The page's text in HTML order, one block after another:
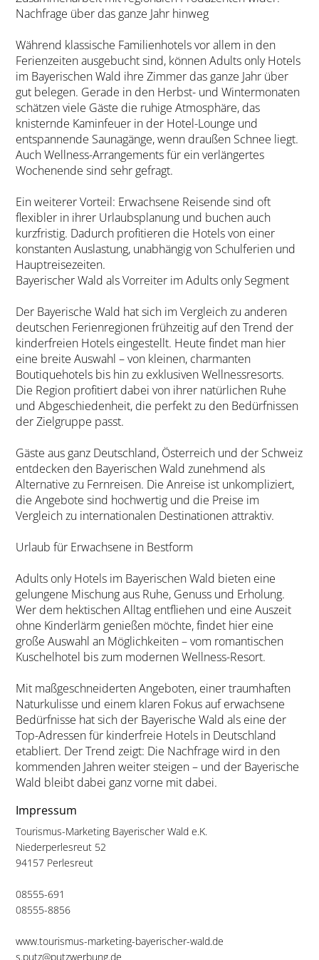
Nachfrage über das ganze Jahr hinweg
Während klassische Familienhotels vor allem in den
Ferienzeiten ausgebucht sind, können Adults only Hotels
im Bayerischen Wald ihre Zimmer das ganze Jahr über
gut belegen. Gerade in den Herbst- und Wintermonaten
schätzen viele Gäste die ruhige Atmosphäre, das
knisternde Kaminfeuer in der Hotel-Lounge und
entspannende Saunagänge, wenn draußen Schnee liegt.
Auch Wellness-Arrangements für ein verlängertes
Wochenende sind sehr gefragt.
Ein weiterer Vorteil: Erwachsene Reisende sind oft
flexibler in ihrer Urlaubsplanung und buchen auch
kurzfristig. Dadurch profitieren die Hotels von einer
konstanten Auslastung, unabhängig von Schulferien und
Hauptreisezeiten.
Bayerischer Wald als Vorreiter im Adults only Segment
Der Bayerische Wald hat sich im Vergleich zu anderen
deutschen Ferienregionen frühzeitig auf den Trend der
kinderfreien Hotels eingestellt. Heute findet man hier
eine breite Auswahl – von kleinen, charmanten
Boutiquehotels bis hin zu exklusiven Wellnessresorts.
Die Region profitiert dabei von ihrer natürlichen Ruhe
und Abgeschiedenheit, die perfekt zu den Bedürfnissen
der Zielgruppe passt.
Gäste aus ganz Deutschland, Österreich und der Schweiz
entdecken den Bayerischen Wald zunehmend als
Alternative zu Fernreisen. Die Anreise ist unkompliziert,
die Angebote sind hochwertig und die Preise im
Vergleich zu internationalen Destinationen attraktiv.
Urlaub für Erwachsene in Bestform
Adults only Hotels im Bayerischen Wald bieten eine
gelungene Mischung aus Ruhe, Genuss und Erholung.
Wer dem hektischen Alltag entfliehen und eine Auszeit
ohne Kinderlärm genießen möchte, findet hier eine
große Auswahl an Möglichkeiten – vom romantischen
Kuschelhotel bis zum modernen Wellness-Resort.
Mit maßgeschneiderten Angeboten, einer traumhaften
Naturkulisse und einem klaren Fokus auf erwachsene
Bedürfnisse hat sich der Bayerische Wald als eine der
Top-Adressen für kinderfreie Hotels in Deutschland
etabliert. Der Trend zeigt: Die Nachfrage wird in den
kommenden Jahren weiter steigen – und der Bayerische
Wald bleibt dabei ganz vorne mit dabei.
Impressum
Tourismus-Marketing Bayerischer Wald e.K.
Niederperlesreut 52
94157 Perlesreut
08555-691
08555-8856
www.tourismus-marketing-bayerischer-wald.de
s.putz@putzwerbung.de